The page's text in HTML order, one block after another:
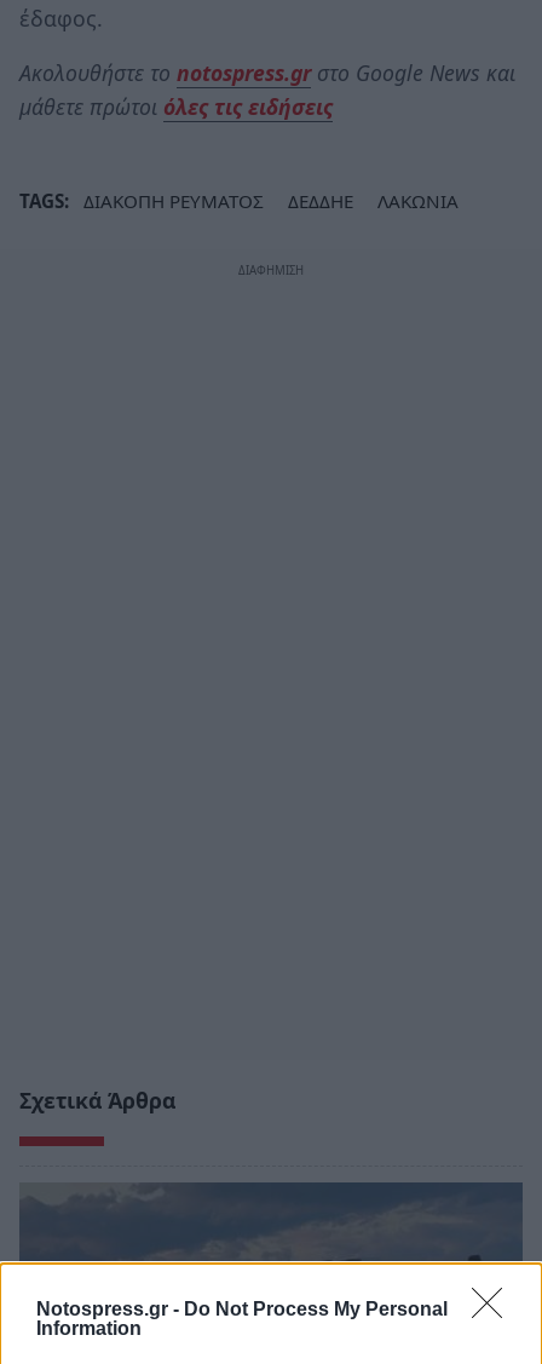
Notospress.gr - Do Not Process My Personal
Information
έδαφος.
Ακολουθήστε το notospress.grστο Google News και
μάθετε πρώτοι όλες τις ειδήσεις
TAGS: ΔΙΑΚΟΠΗ ΡΕΥΜΑΤΟΣ ΔΕΔΔΗΕ ΛΑΚΩΝΙΑ
Σχετικά Άρθρα